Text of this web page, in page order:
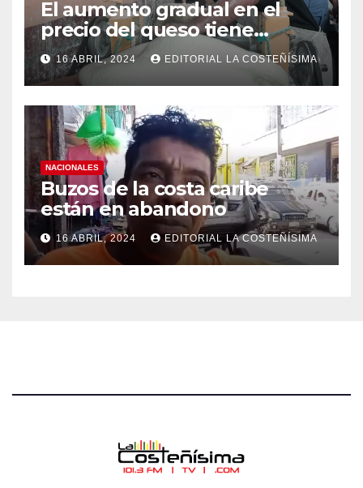
El aumento gradual en el
precio del queso tiene
efectos a las Panaderias
16 ABRIL, 2024 EDITORIAL LA COSTEÑÍSIMA
NACIONALES
Buzos de la costa caribe
están en abandono
16 ABRIL, 2024 EDITORIAL LA COSTEÑÍSIMA